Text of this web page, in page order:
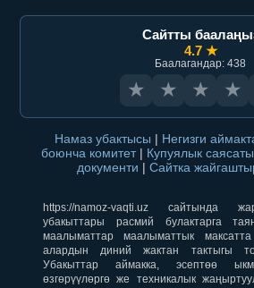
Сайтты
4.7 ★
Баалагандар: 438
★ ★ ★ ★
Намаз убактысы | Негизги
боюнча комитет | Купуялык саясаты
документи | Сайтка
https://namoz-vaqti.uz сайтында
убакыттары расмий булактарга
маалыматтар маалыматтык
алардын диний жактан тактыгы
Убакыттар аймакка, эсептөө
өзгөрүүлөргө же техникалык